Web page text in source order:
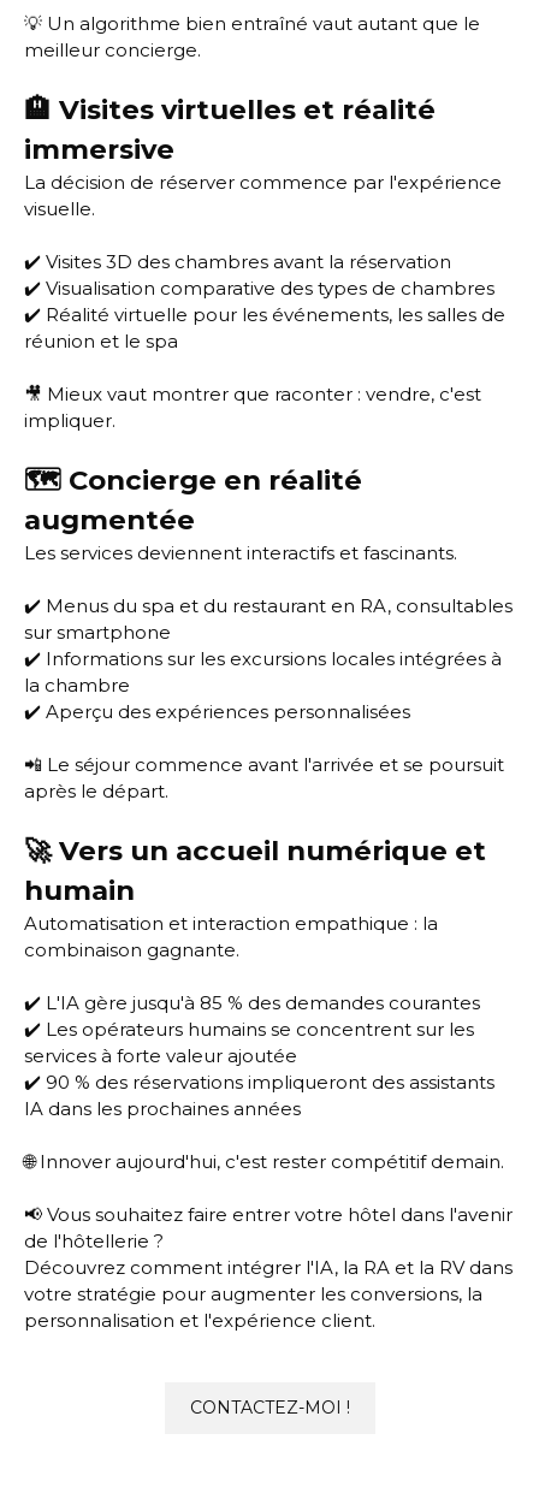
💡 Un algorithme bien entraîné vaut autant que le
meilleur concierge.
🏨 Visites virtuelles et réalité
immersive
La décision de réserver commence par l'expérience
visuelle.
✔️ Visites 3D des chambres avant la réservation
✔️ Visualisation comparative des types de chambres
✔️ Réalité virtuelle pour les événements, les salles de
réunion et le spa
🎥 Mieux vaut montrer que raconter : vendre, c'est
impliquer.
🗺️ Concierge en réalité
augmentée
Les services deviennent interactifs et fascinants.
✔️ Menus du spa et du restaurant en RA, consultables
sur smartphone
✔️ Informations sur les excursions locales intégrées à
la chambre
✔️ Aperçu des expériences personnalisées
📲 Le séjour commence avant l'arrivée et se poursuit
après le départ.
🚀 Vers un accueil numérique et
humain
Automatisation et interaction empathique : la
combinaison gagnante.
✔️ L'IA gère jusqu'à 85 % des demandes courantes
✔️ Les opérateurs humains se concentrent sur les
services à forte valeur ajoutée
✔️ 90 % des réservations impliqueront des assistants
IA dans les prochaines années
🌐 Innover aujourd'hui, c'est rester compétitif demain.
📢 Vous souhaitez faire entrer votre hôtel dans l'avenir
de l'hôtellerie ?
Découvrez comment intégrer l'IA, la RA et la RV dans
votre stratégie pour augmenter les conversions, la
personnalisation et l'expérience client.
CONTACTEZ-MOI !